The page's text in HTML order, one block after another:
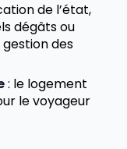
de l’état,
dégâts ou
des
: le logement
le voyageur